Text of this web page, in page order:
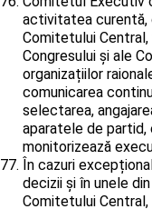
activitatea curentă,
Comitetului
Congresului și ale
organizațiilor
comunicarea
selectarea,
aparatele de partid,
monitorizează
În cazuri
decizii și în unele
Comitetului